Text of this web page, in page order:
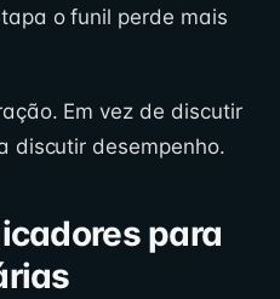
o funil perde mais
Em vez de discutir
discutir desempenho.
para